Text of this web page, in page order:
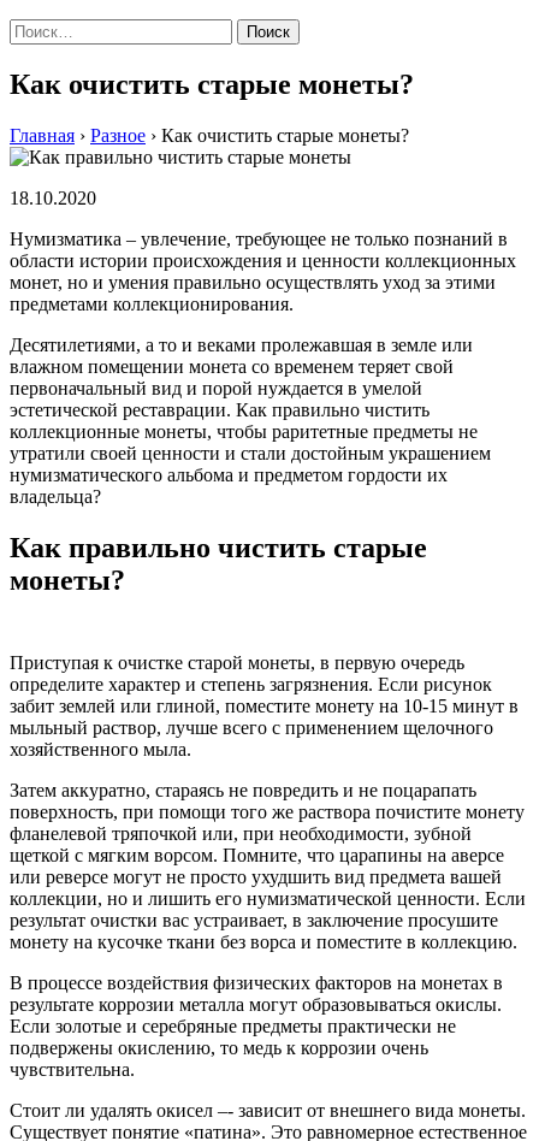
Найти:
Как очистить старые монеты?
Главная › Разное › Как очистить старые монеты?
18.10.2020
Нумизматика – увлечение, требующее не только познаний в
области истории происхождения и ценности коллекционных
монет, но и умения правильно осуществлять уход за этими
предметами коллекционирования.
Десятилетиями, а то и веками пролежавшая в земле или
влажном помещении монета со временем теряет свой
первоначальный вид и порой нуждается в умелой
эстетической реставрации. Как правильно чистить
коллекционные монеты, чтобы раритетные предметы не
утратили своей ценности и стали достойным украшением
нумизматического альбома и предметом гордости их
владельца?
Как правильно чистить старые
монеты?
Приступая к очистке старой монеты, в первую очередь
определите характер и степень загрязнения. Если рисунок
забит землей или глиной, поместите монету на 10-15 минут в
мыльный раствор, лучше всего с применением щелочного
хозяйственного мыла.
Затем аккуратно, стараясь не повредить и не поцарапать
поверхность, при помощи того же раствора почистите монету
фланелевой тряпочкой или, при необходимости, зубной
щеткой с мягким ворсом. Помните, что царапины на аверсе
или реверсе могут не просто ухудшить вид предмета вашей
коллекции, но и лишить его нумизматической ценности. Если
результат очистки вас устраивает, в заключение просушите
монету на кусочке ткани без ворса и поместите в коллекцию.
В процессе воздействия физических факторов на монетах в
результате коррозии металла могут образовываться окислы.
Если золотые и серебряные предметы практически не
подвержены окислению, то медь к коррозии очень
чувствительна.
Стоит ли удалять окисел –- зависит от внешнего вида монеты.
Существует понятие «патина». Это равномерное естественное